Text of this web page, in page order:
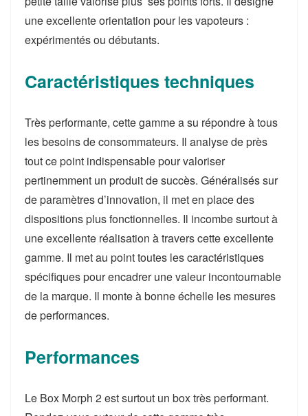
une excellente orientation pour les vapoteurs :
expérimentés ou débutants.
Caractéristiques techniques
Très performante, cette gamme a su répondre à tous
les besoins de consommateurs. Il analyse de près
tout ce point indispensable pour valoriser
pertinemment un produit de succès. Généralisés sur
de paramètres d’innovation, il met en place des
dispositions plus fonctionnelles. Il incombe surtout à
une excellente réalisation à travers cette excellente
gamme. Il met au point toutes les caractéristiques
spécifiques pour encadrer une valeur incontournable
de la marque. Il monte à bonne échelle les mesures
de performances.
Performances
Le Box Morph 2 est surtout un box très performant.